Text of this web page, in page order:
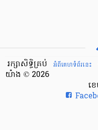
អំពីគេហទំព័រនេះ
រក្សាសិទ្ធិគ្រប់
យ៉ាង © 2026
ខ